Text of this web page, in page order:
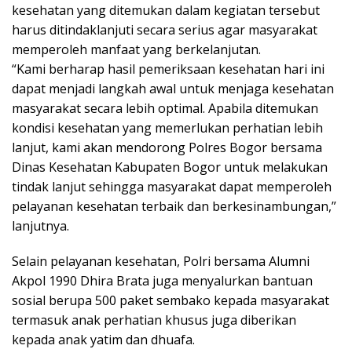
kesehatan yang ditemukan dalam kegiatan tersebut
harus ditindaklanjuti secara serius agar masyarakat
memperoleh manfaat yang berkelanjutan.
“Kami berharap hasil pemeriksaan kesehatan hari ini
dapat menjadi langkah awal untuk menjaga kesehatan
masyarakat secara lebih optimal. Apabila ditemukan
kondisi kesehatan yang memerlukan perhatian lebih
lanjut, kami akan mendorong Polres Bogor bersama
Dinas Kesehatan Kabupaten Bogor untuk melakukan
tindak lanjut sehingga masyarakat dapat memperoleh
pelayanan kesehatan terbaik dan berkesinambungan,”
lanjutnya.
Selain pelayanan kesehatan, Polri bersama Alumni
Akpol 1990 Dhira Brata juga menyalurkan bantuan
sosial berupa 500 paket sembako kepada masyarakat
termasuk anak perhatian khusus juga diberikan
kepada anak yatim dan dhuafa.